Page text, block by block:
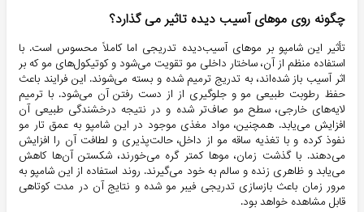
چگونه روی موهای آسیب دیده تاثیر می گذارد؟
تأثیر این شامپو بر موهای آسیب‌دیده تدریجی اما کاملاً محسوس است. با
استفاده منظم از آن، ساختار داخلی مو تقویت می‌شود و کوتیکول‌های مو که بر
اثر آسیب باز شده‌اند، به تدریج ترمیم شده و بسته می‌شوند. این فرایند باعث
حفظ رطوبت طبیعی مو و جلوگیری از از دست رفتن آن می‌شود. با ترمیم
لایه‌های خارجی، سطح مو صاف‌تر شده و در نتیجه درخشندگی طبیعی آن
افزایش می‌یابد. همچنین، مواد مغذی موجود در این شامپو به عمق تار مو
نفوذ کرده و با تغذیه ساقه مو از داخل، حالت‌پذیری و لطافت آن را افزایش
می‌دهند. با گذشت زمان، موها کمتر گره می‌خورند، شکستن آن‌ها کاهش
می‌یابد و ظاهری زنده و سالم به خود می‌گیرند. روند استفاده از این شامپو به
مرور زمان باعث بازسازی تدریجی فیبر مو شده و نتایج آن در مدت کوتاهی
قابل مشاهده خواهد بود.